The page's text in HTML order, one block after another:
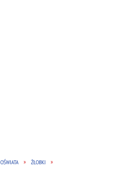
OŚWIATA ŻŁOBKI